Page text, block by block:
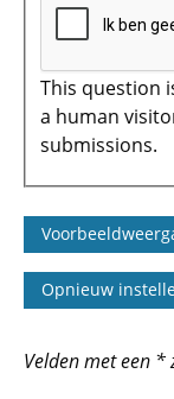
This question
a human
submissions.
Velden met een *